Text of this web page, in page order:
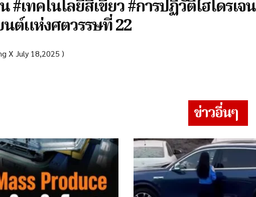
น #เทคโนโลยีสีเขียว #การปฏิวัติไฮโดรเจน
นต์แห่งศตวรรษที่ 22
X July 18,2025 )
ข่าวอื่นๆ